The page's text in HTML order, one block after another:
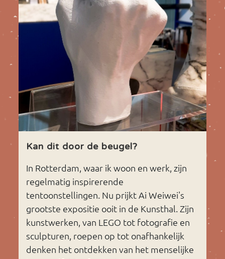
Kan dit door de beugel?
In Rotterdam, waar ik woon en werk, zijn
regelmatig inspirerende
tentoonstellingen. Nu prijkt Ai Weiwei's
grootste expositie ooit in de Kunsthal. Zijn
kunstwerken, van LEGO tot fotografie en
sculpturen, roepen op tot onafhankelijk
denken het ontdekken van het menselijke